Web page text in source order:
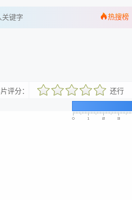
热搜榜
评分：
较差还行 推荐力荐 还行